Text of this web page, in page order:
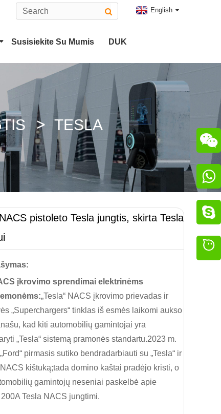
English
Susisiekite Su Mumis DUK
TESLA
pistoleto Tesla jungtis, skirta Tesla
įkrovimo sprendimai elektrinėms
„Tesla“ NACS įkrovimo prievadas ir
„Superchargers“ tinklas iš esmės laikomi aukso
kad kiti automobilių gamintojai yra
„Tesla“ sistemą pramonės standartu.2023 m.
pirmasis sutiko bendradarbiauti su „Tesla“ ir
kištuką;tada domino kaštai pradėjo kristi, o
gamintojų neseniai paskelbė apie
Tesla NACS jungtimi.


